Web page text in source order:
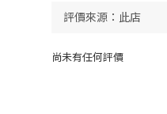
尚未有任何評價